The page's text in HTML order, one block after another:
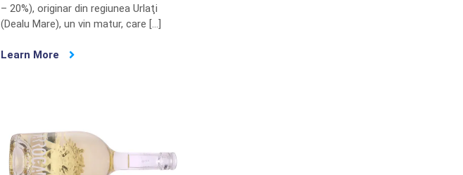
– 20%), originar din regiunea Urlaţi
(Dealu Mare), un vin matur, care […]
Learn More